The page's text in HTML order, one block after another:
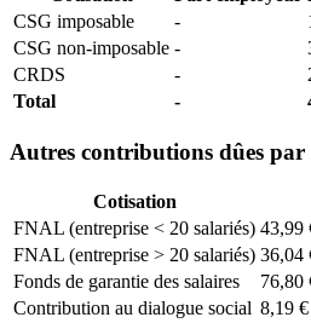
CSG imposable
-
CSG non-imposable -
CRDS
-
Total
-
Autres contributions dûes
Cotisation
FNAL (entreprise < 20 salariés) 43,99
FNAL (entreprise > 20 salariés) 36,04
Fonds de garantie des salaires
76,80
Contribution au dialogue social 8,19 €